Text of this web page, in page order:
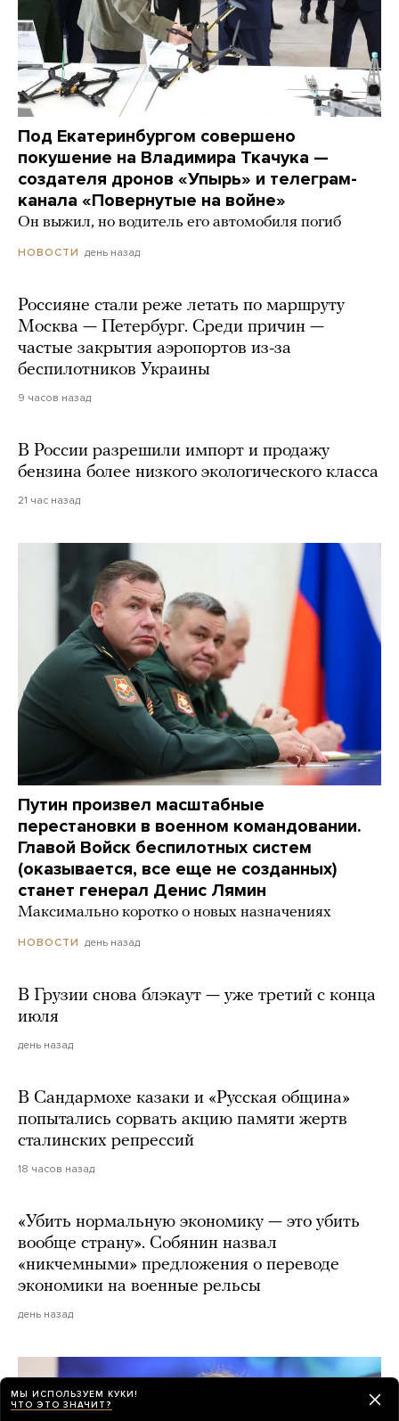
Под Екатеринбургом совершено
покушение на Владимира Ткачука —
создателя дронов «Упырь» и телеграм-
канала «Повернутые на войне»
Он выжил, но водитель его автомобиля погиб
НОВОСТИ день назад
Россияне стали реже летать по маршруту
Москва — Петербург. Среди причин —
частые закрытия аэропортов из-за
беспилотников Украины
9 часов назад
В России разрешили импорт и продажу
бензина более низкого экологического класса
21 час назад
Путин произвел масштабные
перестановки в военном командовании.
Главой Войск беспилотных систем
(оказывается, все еще не созданных)
станет генерал Денис Лямин
Максимально коротко о новых назначениях
НОВОСТИ день назад
В Грузии снова блэкаут — уже третий с конца
июля
день назад
В Сандармохе казаки и «Русская община»
попытались сорвать акцию памяти жертв
сталинских репрессий
18 часов назад
«Убить нормальную экономику — это убить
вообще страну». Собянин назвал
«никчемными» предложения о переводе
экономики на военные рельсы
день назад
МЫ ИСПОЛЬЗУЕМ КУКИ!
ЧТО ЭТО ЗНАЧИТ?